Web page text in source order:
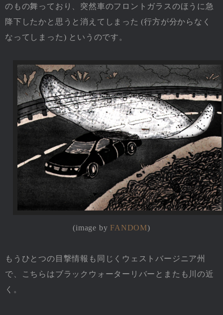
のもの舞っており、突然車のフロントガラスのほうに急
降下したかと思うと消えてしまった (行方が分からなく
なってしまった) というのです。
(image by FANDOM)
もうひとつの目撃情報も同じくウェストバージニア州
で、こちらはブラックウォーターリバーとまたも川の近
く。